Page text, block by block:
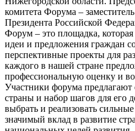
комитета Форума –
Президента Российской
Форум – это площадка, которая
идеи и предложения граждан
перспективные проекты для
каждого в нашей стране
профессиональную оценку и
Участники форума
страны и набор шагов для его
выбрать и реализовать
значимый вклад в развитие